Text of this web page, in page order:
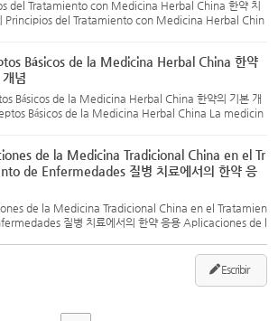
del Tratamiento con Medicina Herbal China 한약 치
Principios del Tratamiento con Medicina Herbal Chin
Básicos de la Medicina Herbal China 한약
념
Básicos de la Medicina Herbal China 한약의 기본 개
Básicos de la Medicina Herbal China La medicin
de la Medicina Tradicional China en el Tr
de Enfermedades 질병 치료에서의 한약 응
de la Medicina Tradicional China en el Tratamien
질병 치료에서의 한약 응용 Aplicaciones de l
tradicional china (MTC) es una parte funda
Escribir